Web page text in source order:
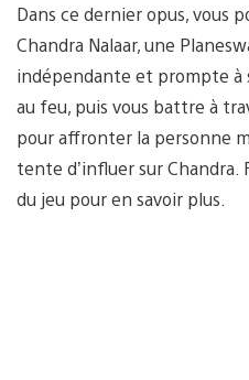
Dans ce dernier opus, vous
Chandra Nalaar, une
indépendante et prompte à
au feu, puis vous battre à
pour affronter la personne
tente d’influer sur Chandra.
du jeu pour en savoir plus.